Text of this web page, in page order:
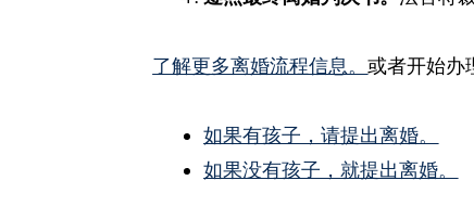
了解更多离婚流程信息。或者开始办
如果有孩子，请提出离婚。
如果没有孩子，就提出离婚。